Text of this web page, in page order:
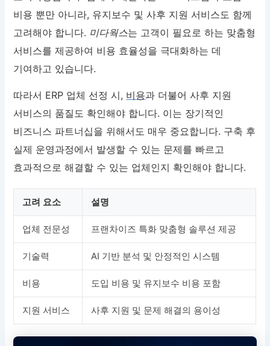
비용 뿐만 아니라, 유지보수 및 사후 지원 서비스도 함께
고려해야 합니다. 미다웍스는 고객이 필요로 하는 맞춤형
서비스를 제공하여 비용 효율성을 극대화하는 데
기여하고 있습니다.
따라서 ERP 업체 선정 시, 비용과 더불어 사후 지원
서비스의 품질도 확인해야 합니다. 이는 장기적인
비즈니스 파트너십을 위해서도 매우 중요합니다. 구축 후
실제 운영과정에서 발생할 수 있는 문제를 빠르고
효과적으로 해결할 수 있는 업체인지 확인해야 합니다.
고려 요소 설명
업체 전문성 프랜차이즈 특화 맞춤형 솔루션 제공
기술력 AI 기반 분석 및 안정적인 시스템
비용 도입 비용 및 유지보수 비용 포함
지원 서비스 사후 지원 및 문제 해결의 용이성